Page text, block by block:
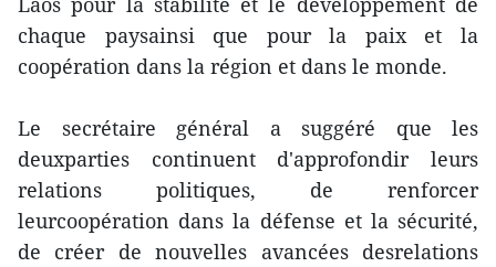
chaque paysainsi que pour la paix et la
coopération dans la région et dans le monde.
Le secrétaire général a suggéré que les
deuxparties continuent d'approfondir leurs
relations politiques, de renforcer
leurcoopération dans la défense et la sécurité,
de créer de nouvelles avancées desrelations